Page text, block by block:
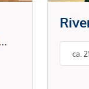
ca.